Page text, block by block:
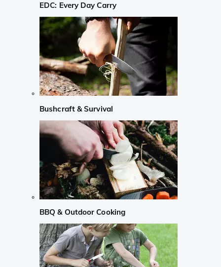
EDC: Every Day Carry
Bushcraft & Survival
BBQ & Outdoor Cooking